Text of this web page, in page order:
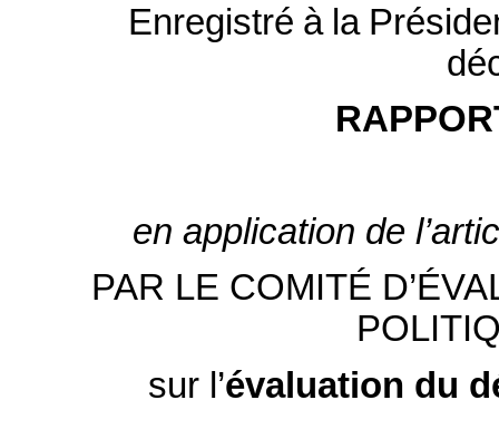
Enregistré à la
en application de
PAR LE COMITÉ
sur l’évaluation du